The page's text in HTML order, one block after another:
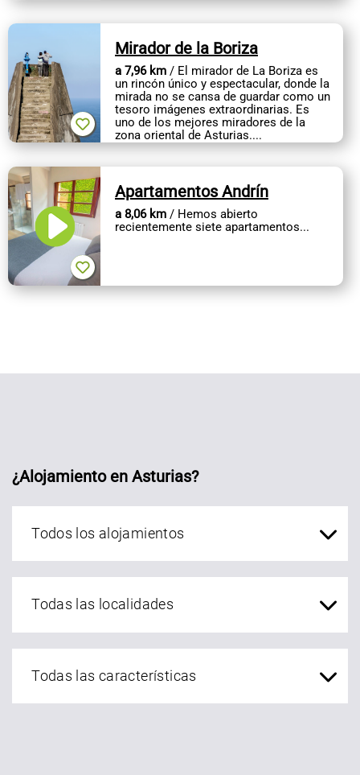
Mirador de la Boriza
a 7,96 km / El mirador de La Boriza es
un rincón único y espectacular, donde la
mirada no se cansa de guardar como un
tesoro imágenes extraordinarias. Es
uno de los mejores miradores de la
zona oriental de Asturias....
Apartamentos Andrín
a 8,06 km / Hemos abierto
recientemente siete apartamentos...
¿Alojamiento en Asturias?